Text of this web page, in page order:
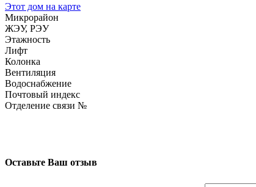
Этот дом на карте
Микрорайон
ЖЭУ, РЭУ
Этажность
Лифт
Колонка
Вентиляция
Водоснабжение
Почтовый индекс
Отделение связи №
Оставьте Ваш отзыв